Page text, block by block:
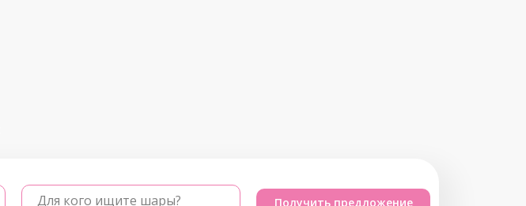
Для кого ищите шары? Получить предложение